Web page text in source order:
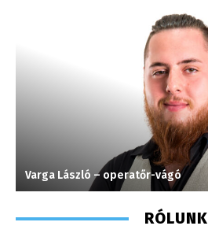
Varga László – operatőr-vágó
RÓLUNK